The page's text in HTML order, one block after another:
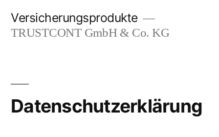
Inhalt
Versicherungsprodukte
TRUSTCONT GmbH & Co. KG
Datenschutzerklärung